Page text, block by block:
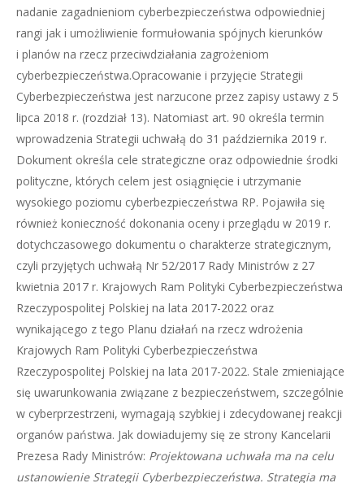
nadanie zagadnieniom cyberbezpieczeństwa odpowiedniej
rangi jak i umożliwienie formułowania spójnych kierunków
i planów na rzecz przeciwdziałania zagrożeniom
cyberbezpieczeństwa.Opracowanie i przyjęcie Strategii
Cyberbezpieczeństwa jest narzucone przez zapisy ustawy z 5
lipca 2018 r. (rozdział 13). Natomiast art. 90 określa termin
wprowadzenia Strategii uchwałą do 31 października 2019 r.
Dokument określa cele strategiczne oraz odpowiednie środki
polityczne, których celem jest osiągnięcie i utrzymanie
wysokiego poziomu cyberbezpieczeństwa RP. Pojawiła się
również konieczność dokonania oceny i przeglądu w 2019 r.
dotychczasowego dokumentu o charakterze strategicznym,
czyli przyjętych uchwałą Nr 52/2017 Rady Ministrów z 27
kwietnia 2017 r. Krajowych Ram Polityki Cyberbezpieczeństwa
Rzeczypospolitej Polskiej na lata 2017-2022 oraz
wynikającego z tego Planu działań na rzecz wdrożenia
Krajowych Ram Polityki Cyberbezpieczeństwa
Rzeczypospolitej Polskiej na lata 2017-2022. Stale zmieniające
się uwarunkowania związane z bezpieczeństwem, szczególnie
w cyberprzestrzeni, wymagają szybkiej i zdecydowanej reakcji
organów państwa. Jak dowiadujemy się ze strony Kancelarii
Prezesa Rady Ministrów: Projektowana uchwała ma na celu
ustanowienie Strategii Cyberbezpieczeństwa. Strategia ma